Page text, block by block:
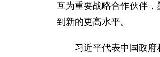
互为重要战略合作伙伴
到新的更高水平。
习近平代表中国政府和